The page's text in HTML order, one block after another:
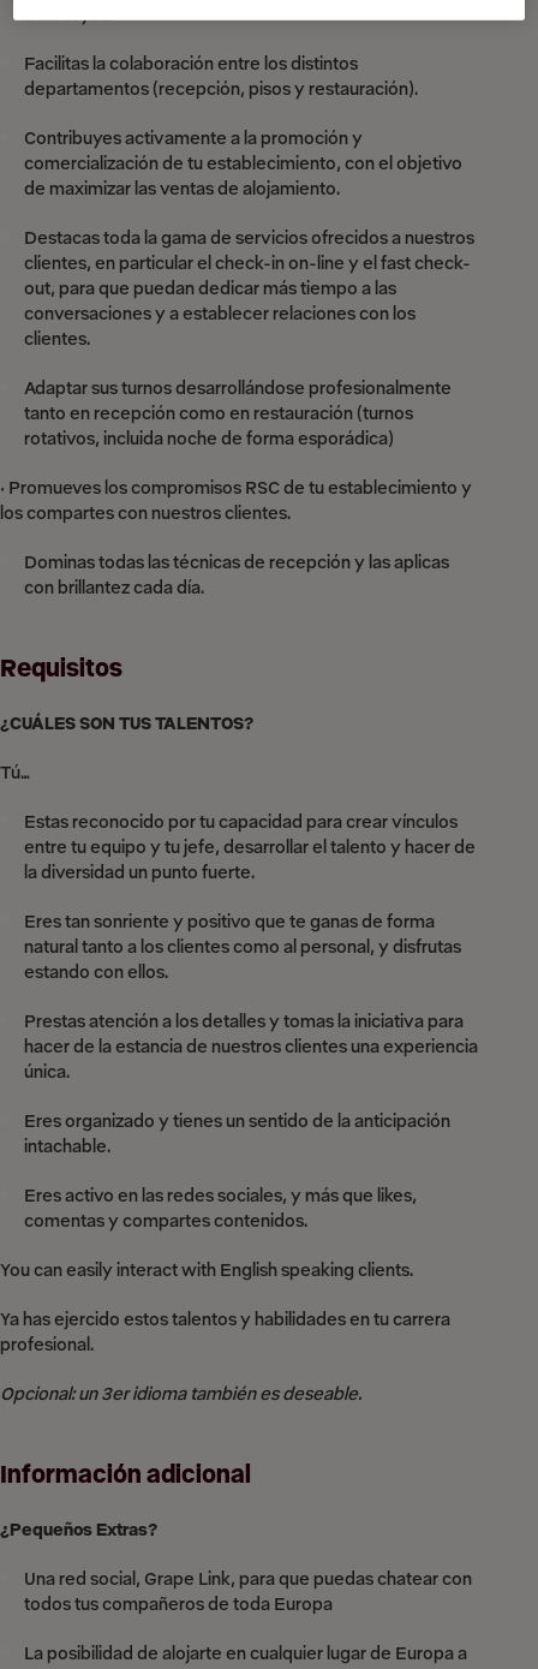
Facilitas la colaboración entre los distintos
departamentos (recepción, pisos y restauración).
Contribuyes activamente a la promoción y
comercialización de tu establecimiento, con el objetivo
de maximizar las ventas de alojamiento.
Destacas toda la gama de servicios ofrecidos a nuestros
clientes, en particular el check-in on-line y el fast check-
out, para que puedan dedicar más tiempo a las
conversaciones y a establecer relaciones con los
clientes.
Adaptar sus turnos desarrollándose profesionalmente
tanto en recepción como en restauración (turnos
rotativos, incluida noche de forma esporádica)
· Promueves los compromisos RSC de tu establecimiento y
los compartes con nuestros clientes.
Dominas todas las técnicas de recepción y las aplicas
con brillantez cada día.
Requisitos
¿CUÁLES SON TUS TALENTOS?
Tú…
Estas reconocido por tu capacidad para crear vínculos
entre tu equipo y tu jefe, desarrollar el talento y hacer de
la diversidad un punto fuerte.
Eres tan sonriente y positivo que te ganas de forma
natural tanto a los clientes como al personal, y disfrutas
estando con ellos.
Prestas atención a los detalles y tomas la iniciativa para
hacer de la estancia de nuestros clientes una experiencia
única.
Eres organizado y tienes un sentido de la anticipación
intachable.
Eres activo en las redes sociales, y más que likes,
comentas y compartes contenidos.
You can easily interact with English speaking clients.
Ya has ejercido estos talentos y habilidades en tu carrera
profesional.
Opcional: un 3er idioma también es deseable.
Información adicional
¿Pequeños Extras?
Una red social, Grape Link, para que puedas chatear con
todos tus compañeros de toda Europa
La posibilidad de alojarte en cualquier lugar de Europa a